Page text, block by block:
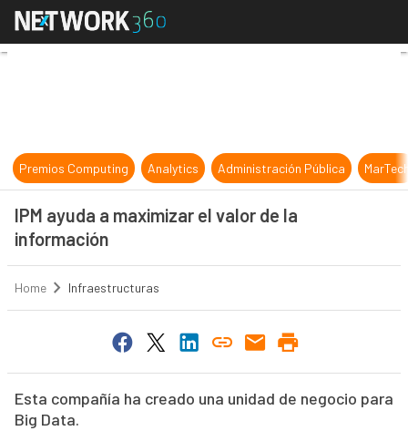
IPM ayuda a maximizar el valor de
Premios Computing Analytics Administración Pública
IPM ayuda a maximizar el valor de la
información
Home Infraestructuras
Esta compañía ha creado una unidad de negocio para
Big Data.